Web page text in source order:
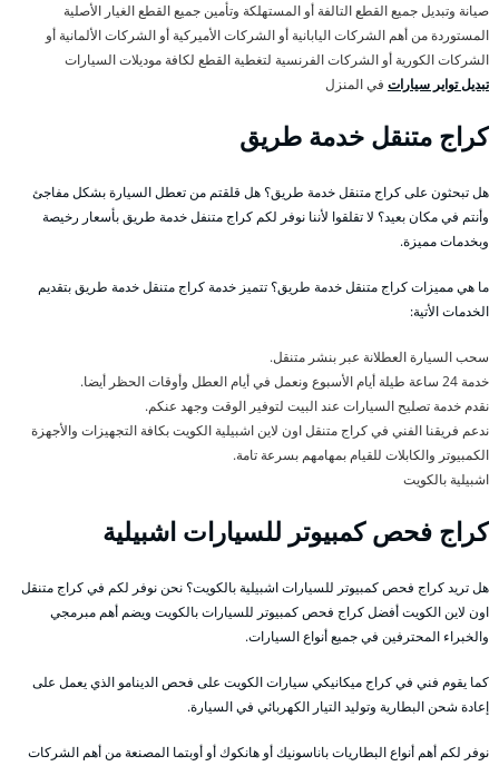
صيانة وتبديل جميع القطع التالفة أو المستهلكة وتأمين جميع القطع الغيار الأصلية
المستوردة من أهم الشركات اليابانية أو الشركات الأميركية أو الشركات الألمانية أو
الشركات الكورية أو الشركات الفرنسية لتغطية القطع لكافة موديلات السيارات
تبديل تواير سيارات في المنزل
كراج متنقل خدمة طريق
هل تبحثون على كراج متنقل خدمة طريق؟ هل قلقتم من تعطل السيارة بشكل مفاجئ
وأنتم في مكان بعيد؟ لا تقلقوا لأننا نوفر لكم كراج متنفل خدمة طريق بأسعار رخيصة
وبخدمات مميزة.
ما هي مميزات كراج متنقل خدمة طريق؟ تتميز خدمة كراج متنقل خدمة طريق بتقديم
الخدمات الأتية:
سحب السيارة العطلانة عبر بنشر متنقل.
خدمة 24 ساعة طيلة أيام الأسبوع ونعمل في أيام العطل وأوقات الحظر أيضا.
نقدم خدمة تصليح السيارات عند البيت لتوفير الوقت وجهد عنكم.
ندعم فريقنا الفني في كراج متنقل اون لاين اشبيلية الكويت بكافة التجهيزات والأجهزة
الكمبيوتر والكابلات للقيام بمهامهم بسرعة تامة.
اشبيلية بالكويت
كراج فحص كمبيوتر للسيارات اشبيلية
هل تريد كراج فحص كمبيوتر للسيارات اشبيلية بالكويت؟ نحن نوفر لكم في كراج متنقل
اون لاين الكويت أفضل كراج فحص كمبيوتر للسيارات بالكويت ويضم أهم مبرمجي
والخبراء المحترفين في جميع أنواع السيارات.
كما يقوم فني في كراج ميكانيكي سيارات الكويت على فحص الدينامو الذي يعمل على
إعادة شحن البطارية وتوليد التيار الكهربائي في السيارة.
نوفر لكم أهم أنواع البطاريات باناسونيك أو هانكوك أو أوبتما المصنعة من أهم الشركات